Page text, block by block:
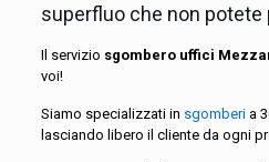
superfluo che non potete
Il servizio sgombero uffici
voi!
Siamo specializzati in sgomberia
lasciando libero il cliente da ogni